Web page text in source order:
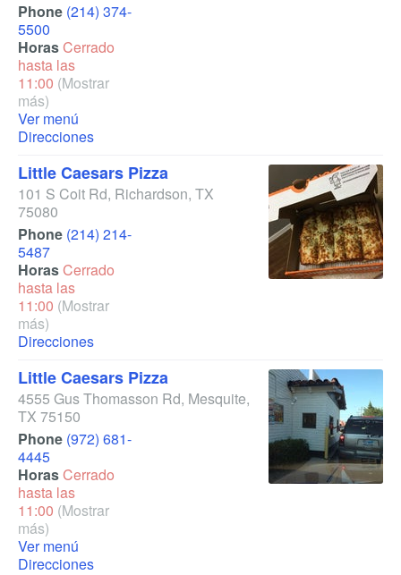
Phone (214) 374-
5500
HorasCerrado
hasta las
11:00 (Mostrar
más)
Ver menú
Direcciones
Little Caesars Pizza
101 S Coit Rd, Richardson, TX
75080
Phone (214) 214-
5487
HorasCerrado
hasta las
11:00 (Mostrar
más)
Direcciones
Little Caesars Pizza
4555 Gus Thomasson Rd, Mesquite,
TX 75150
Phone (972) 681-
4445
HorasCerrado
hasta las
11:00 (Mostrar
más)
Ver menú
Direcciones